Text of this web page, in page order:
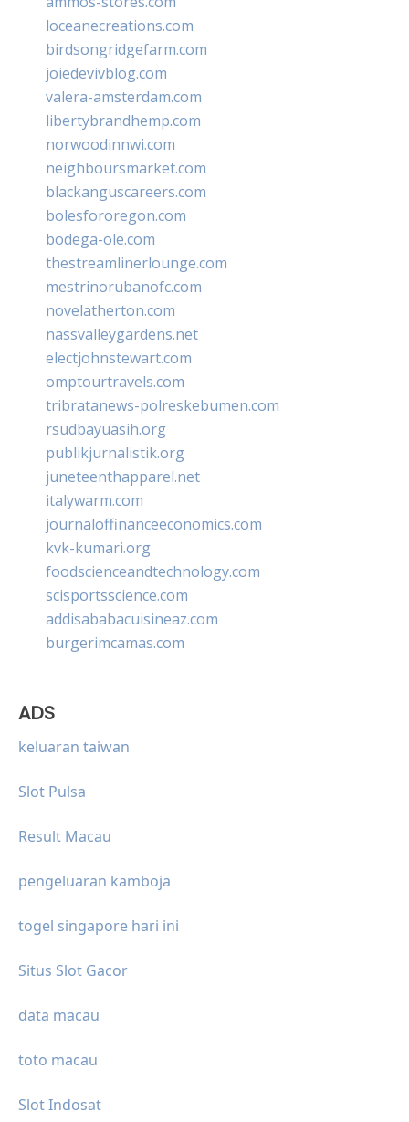
loceanecreations.com
birdsongridgefarm.com
joiedevivblog.com
valera-amsterdam.com
libertybrandhemp.com
norwoodinnwi.com
neighboursmarket.com
blackanguscareers.com
bolesfororegon.com
bodega-ole.com
thestreamlinerlounge.com
mestrinorubanofc.com
novelatherton.com
nassvalleygardens.net
electjohnstewart.com
omptourtravels.com
tribratanews-polreskebumen.com
rsudbayuasih.org
publikjurnalistik.org
juneteenthapparel.net
italywarm.com
journaloffinanceeconomics.com
kvk-kumari.org
foodscienceandtechnology.com
scisportsscience.com
addisababacuisineaz.com
burgerimcamas.com
ADS
keluaran taiwan
Slot Pulsa
Result Macau
pengeluaran kamboja
togel singapore hari ini
Situs Slot Gacor
data macau
toto macau
Slot Indosat